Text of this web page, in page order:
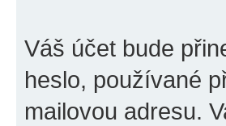
Váš účet bude
heslo, používané
mailovou adresu.